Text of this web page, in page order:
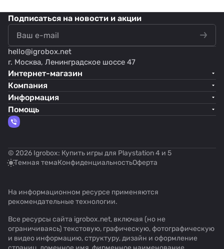
Подписаться на новости и акции
hello@igrobox.net
г. Москва, Ленинградское шоссе 47
Интернет-магазин
Компания
Информация
Помощь
© 2026 Igrobox: Купить игры для Playstation 4 и 5
Темная темаКонфиденциальностьОферта
На информационном ресурсе применяются
рекомендательные технологии.
Все ресурсы сайта igrobox.net, включая (но не
ограничиваясь) текстовую, графическую, фотографическую
и видео информацию, структуру, дизайн и оформление